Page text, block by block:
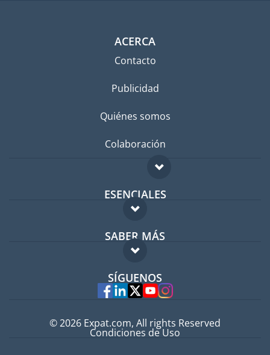
ACERCA
Contacto
Publicidad
Quiénes somos
Colaboración
ESENCIALES
Foro para expatriados
Guía para expatriados
Trabajos en el extranjero
SABER MÁS
FAQ
Expertos
SÍGUENOS
© 2026 Expat.com, All rights Reserved
Condiciones de Uso